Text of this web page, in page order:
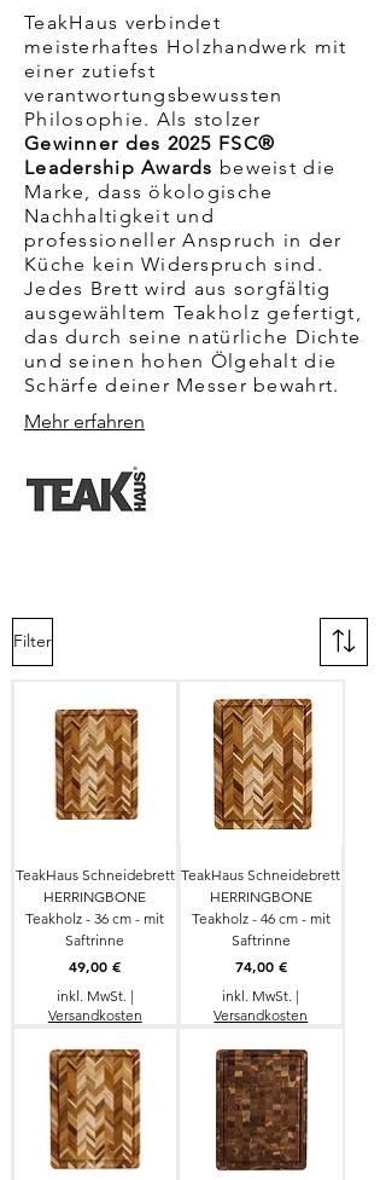
TeakHaus verbindet
meisterhaftes Holzhandwerk mit
einer zutiefst
verantwortungsbewussten
Philosophie. Als stolzer
Gewinner des 2025 FSC®
Leadership Awards beweist die
Marke, dass ökologische
Nachhaltigkeit und
professioneller Anspruch in der
Küche kein Widerspruch sind.
Jedes Brett wird aus sorgfältig
ausgewähltem Teakholz gefertigt,
das durch seine natürliche Dichte
und seinen hohen Ölgehalt die
Schärfe deiner Messer bewahrt.
Mehr erfahren
Filter
TeakHaus Schneidebrett
HERRINGBONE
Teakholz - 36 cm - mit
Saftrinne
Preis
49,00 €
inkl. MwSt. |
Versandkosten
TeakHaus Schneidebrett
HERRINGBONE
Teakholz - 46 cm - mit
Saftrinne
Preis
74,00 €
inkl. MwSt. |
Versandkosten